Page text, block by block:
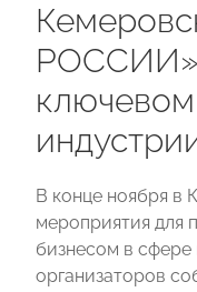
РОССИИ»
В конце ноября в
мероприятия для
бизнесом в сфере
организаторов